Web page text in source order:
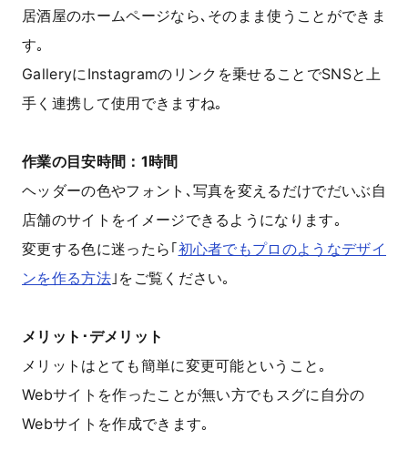
居酒屋のホームページなら､そのまま使うことができま
す｡
GalleryにInstagramのリンクを乗せることでSNSと上
手く連携して使用できますね｡
作業の目安時間：1時間
ヘッダーの色やフォント､写真を変えるだけでだいぶ自
店舗のサイトをイメージできるようになります｡
変更する色に迷ったら｢初心者でもプロのようなデザイ
ンを作る方法｣をご覧ください｡
メリット･デメリット
メリットはとても簡単に変更可能ということ｡
Webサイトを作ったことが無い方でもスグに自分の
Webサイトを作成できます｡